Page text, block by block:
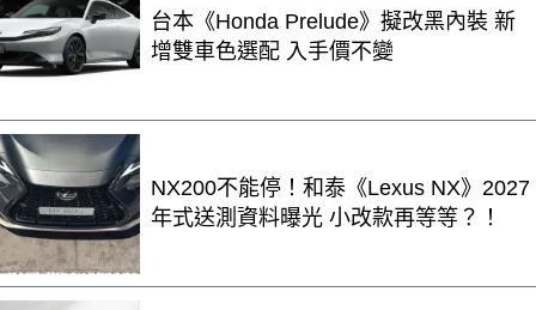
台本《Honda Prelude》擬改黑內裝 新
增雙車色選配 入手價不變
NX200不能停！和泰《Lexus NX》2027
年式送測資料曝光 小改款再等等？！